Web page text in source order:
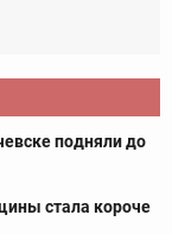
подняли до
стала короче